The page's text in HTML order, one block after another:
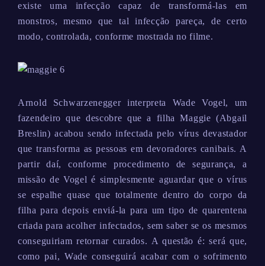
existe uma infecção capaz de transformá-las em
monstros, mesmo que tal infecção pareça, de certo
modo, controlada, conforme mostrada no filme.
Arnold Schwarzenegger interpreta Wade Vogel, um
fazendeiro que descobre que a filha Maggie (Abgail
Breslin) acabou sendo infectada pelo vírus devastador
que transforma as pessoas em devoradores canibais. A
partir daí, conforme procedimento de segurança, a
missão de Vogel é simplesmente aguardar que o vírus
se espalhe quase que totalmente dentro do corpo da
filha para depois enviá-la para um tipo de quarentena
criada para acolher infectados, sem saber se os mesmos
conseguiriam retornar curados. A questão é: será que,
como pai, Wade conseguirá acabar com o sofrimento